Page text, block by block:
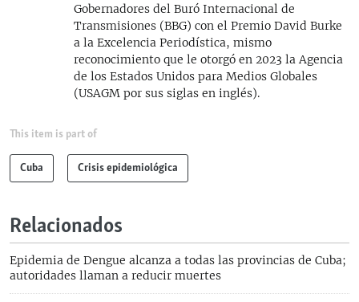
Gobernadores del Buró Internacional de
Transmisiones (BBG) con el Premio David Burke
a la Excelencia Periodística, mismo
reconocimiento que le otorgó en 2023 la Agencia
de los Estados Unidos para Medios Globales
(USAGM por sus siglas en inglés).
This item is part of
Cuba Crisis epidemiológica
Relacionados
Epidemia de Dengue alcanza a todas las provincias de Cuba;
autoridades llaman a reducir muertes